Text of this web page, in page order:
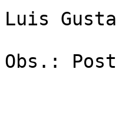
Luis
Obs.: